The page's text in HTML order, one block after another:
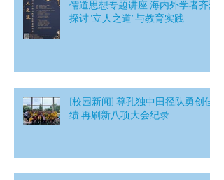
儒道思想专题讲座 海内外学者齐聚
探讨“立人之道”与教育实践
[校园新闻] 尊孔独中田径队勇创佳
绩 再刷新八项大会纪录